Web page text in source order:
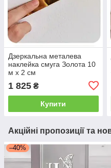
Дзеркальна металева
наклейка смуга Золота 10
м х 2 см
1 825 ₴
Купити
Акційні пропозиції та
–40%